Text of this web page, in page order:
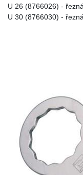
U 26 (8766026) -
U 30 (8766030) -